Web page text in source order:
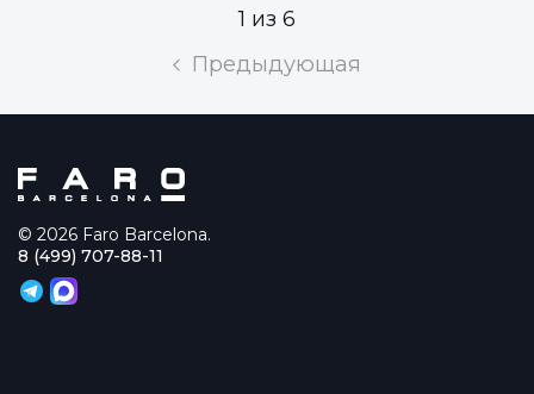
Предыдующая
1 из 6
© 2026 Faro Barcelona.
8 (499) 707-88-11